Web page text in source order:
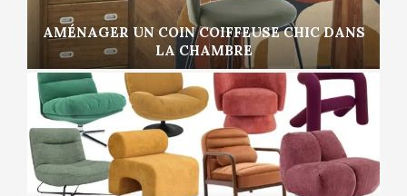
AMÉNAGER UN COIN COIFFEUSE CHIC DANS
LA CHAMBRE